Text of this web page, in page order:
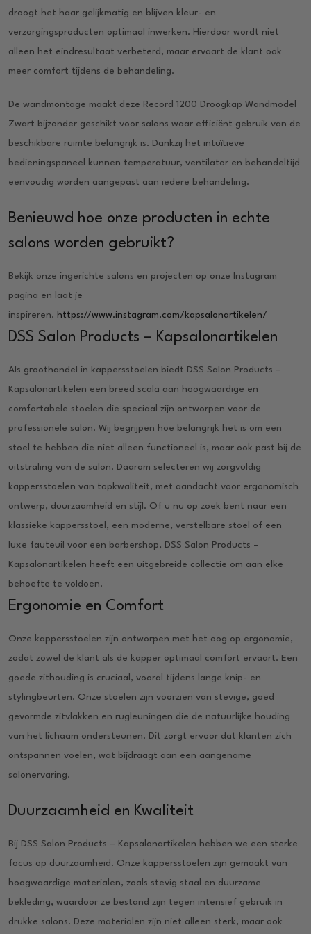
droogt het haar gelijkmatig en blijven kleur- en
verzorgingsproducten optimaal inwerken. Hierdoor wordt niet
alleen het eindresultaat verbeterd, maar ervaart de klant ook
meer comfort tijdens de behandeling.
De wandmontage maakt deze Record 1200 Droogkap Wandmodel
Zwart bijzonder geschikt voor salons waar efficiënt gebruik van de
beschikbare ruimte belangrijk is. Dankzij het intuïtieve
bedieningspaneel kunnen temperatuur, ventilator en behandeltijd
eenvoudig worden aangepast aan iedere behandeling.
Benieuwd hoe onze producten in echte
salons worden gebruikt?
Bekijk onze ingerichte salons en projecten op onze Instagram
pagina en laat je
inspireren. https://www.instagram.com/kapsalonartikelen/
DSS Salon Products – Kapsalonartikelen
Als groothandel in kappersstoelen biedt DSS Salon Products –
Kapsalonartikelen een breed scala aan hoogwaardige en
comfortabele stoelen die speciaal zijn ontworpen voor de
professionele salon. Wij begrijpen hoe belangrijk het is om een
stoel te hebben die niet alleen functioneel is, maar ook past bij de
uitstraling van de salon. Daarom selecteren wij zorgvuldig
kappersstoelen van topkwaliteit, met aandacht voor ergonomisch
ontwerp, duurzaamheid en stijl. Of u nu op zoek bent naar een
klassieke kappersstoel, een moderne, verstelbare stoel of een
luxe fauteuil voor een barbershop, DSS Salon Products –
Kapsalonartikelen heeft een uitgebreide collectie om aan elke
behoefte te voldoen.
Ergonomie en Comfort
Onze kappersstoelen zijn ontworpen met het oog op ergonomie,
zodat zowel de klant als de kapper optimaal comfort ervaart. Een
goede zithouding is cruciaal, vooral tijdens lange knip- en
stylingbeurten. Onze stoelen zijn voorzien van stevige, goed
gevormde zitvlakken en rugleuningen die de natuurlijke houding
van het lichaam ondersteunen. Dit zorgt ervoor dat klanten zich
ontspannen voelen, wat bijdraagt aan een aangename
salonervaring.
Duurzaamheid en Kwaliteit
Bij DSS Salon Products – Kapsalonartikelen hebben we een sterke
focus op duurzaamheid. Onze kappersstoelen zijn gemaakt van
hoogwaardige materialen, zoals stevig staal en duurzame
bekleding, waardoor ze bestand zijn tegen intensief gebruik in
drukke salons. Deze materialen zijn niet alleen sterk, maar ook